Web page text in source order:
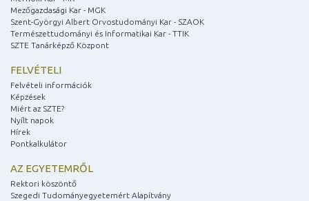
Mezőgazdasági Kar - MGK
Szent-Györgyi Albert Orvostudományi Kar - SZAOK
Természettudományi és Informatikai Kar - TTIK
SZTE Tanárképző Központ
FELVÉTELI
Felvételi információk
Képzések
Miért az SZTE?
Nyílt napok
Hírek
Pontkalkulátor
AZ EGYETEMRŐL
Rektori köszöntő
Szegedi Tudományegyetemért Alapítvány